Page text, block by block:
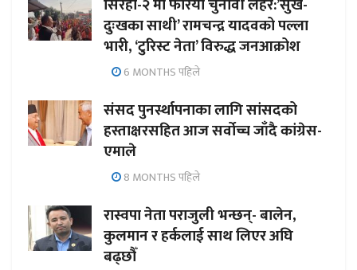
दुःखका साथी’ रामचन्द्र यादवको पल्ला
भारी, ‘टुरिस्ट नेता’ विरुद्ध जनआक्रोश
6 MONTHS पहिले
संसद पुनर्स्थापनाका लागि सांसदको
हस्ताक्षरसहित आज सर्वोच्च जाँदै कांग्रेस-
एमाले
8 MONTHS पहिले
रास्वपा नेता पराजुली भन्छन्- बालेन,
कुलमान र हर्कलाई साथ लिएर अघि
बढ्छौँ